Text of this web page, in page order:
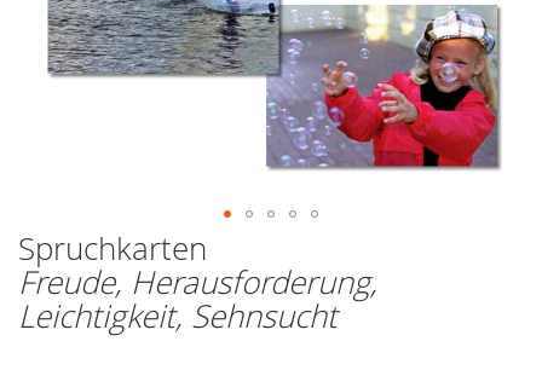
Spruchkarten
Freude, Herausforderung,
Leichtigkeit, Sehnsucht
Zum
Anfang
der
Bildergalerie